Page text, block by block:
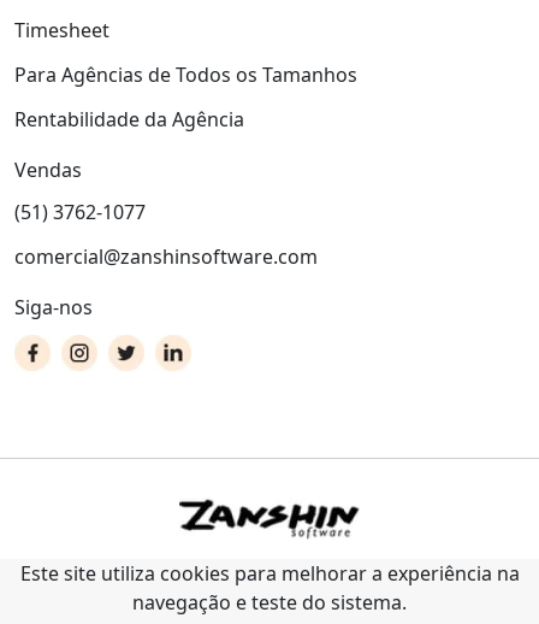
Timesheet
Para Agências de Todos os Tamanhos
Rentabilidade da Agência
Vendas
(51) 3762-1077
comercial@zanshinsoftware.com
Siga-nos
Este site utiliza cookies para melhorar a experiência na
navegação e teste do sistema.